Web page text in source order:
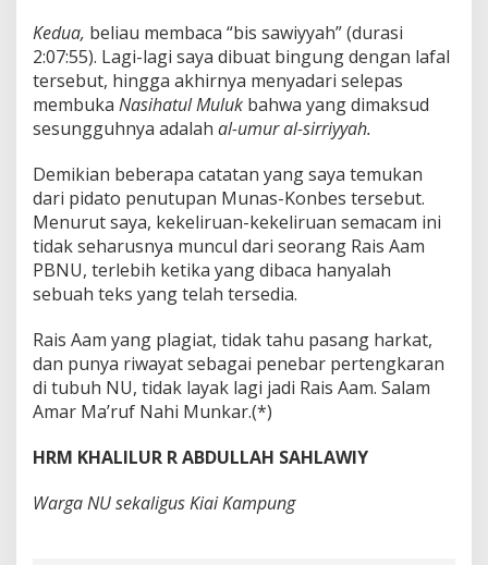
Kedua, beliau membaca “bis sawiyyah” (durasi
2:07:55). Lagi-lagi saya dibuat bingung dengan lafal
tersebut, hingga akhirnya menyadari selepas
membuka Nasihatul Muluk bahwa yang dimaksud
sesungguhnya adalah al-umur al-sirriyyah.
Demikian beberapa catatan yang saya temukan
dari pidato penutupan Munas-Konbes tersebut.
Menurut saya, kekeliruan-kekeliruan semacam ini
tidak seharusnya muncul dari seorang Rais Aam
PBNU, terlebih ketika yang dibaca hanyalah
sebuah teks yang telah tersedia.
Rais Aam yang plagiat, tidak tahu pasang harkat,
dan punya riwayat sebagai penebar pertengkaran
di tubuh NU, tidak layak lagi jadi Rais Aam. Salam
Amar Ma’ruf Nahi Munkar.(*)
HRM KHALILUR R ABDULLAH SAHLAWIY
Warga NU sekaligus Kiai Kampung